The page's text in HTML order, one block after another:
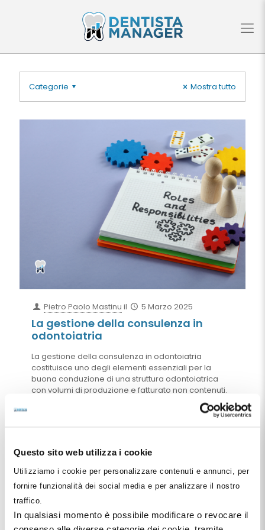
Questo sito web utilizza i cookie
Utilizziamo i cookie per personalizzare contenuti e annunci, per
fornire funzionalità dei social media e per analizzare il nostro
traffico.
In qualsiasi momento è possibile modificare o revocare il
Categorie Mostra tutto
Pietro Paolo Mastinu il 5 Marzo 2025
La gestione della consulenza in
odontoiatria
La gestione della consulenza in odontoiatria
costituisce uno degli elementi essenziali per la
buona conduzione di una struttura odontoiatrica
con volumi di produzione e fatturato non contenuti.
trascurate alcune condizioni essenziali per la
delle sue basi giuridiche e organizzative. In questo
articolo si passano in rassegna tutti questi elementi,
ottimale di tale rapporto.
Leggi tutto